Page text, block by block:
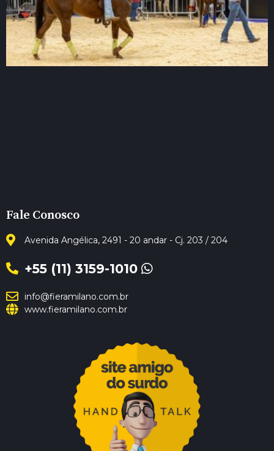
Fale Conosco
Avenida Angélica, 2491 - 20 andar - Cj. 203 / 204
+55 (11) 3159-1010
info@fieramilano.com.br
www.fieramilano.com.br